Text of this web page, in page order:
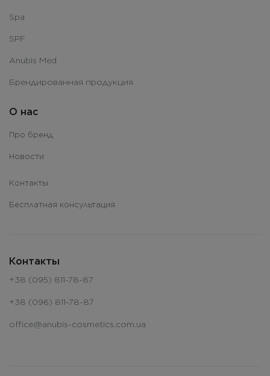
Spa
SPF
Anubis Med
Брендированная продукция
О нас
Про бренд
Новости
Контакты
Бесплатная консультация
Контакты
+38 (095) 811-78-87
+38 (096) 811-78-87
office@anubis-cosmetics.com.ua